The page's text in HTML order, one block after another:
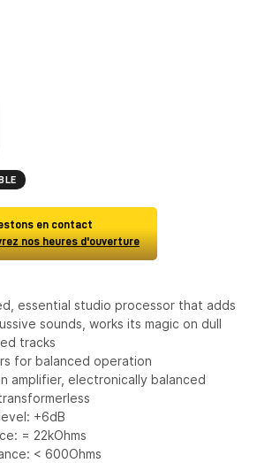
en contact
nos heures d'ouverture
essential studio processor that adds
sounds, works its magic on dull
tracks
for balanced operation
amplifier, electronically balanced
+6dB
= 22kOhms
< 600Ohms